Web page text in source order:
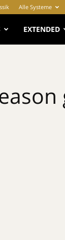
Alle Systeme
EXTENDED